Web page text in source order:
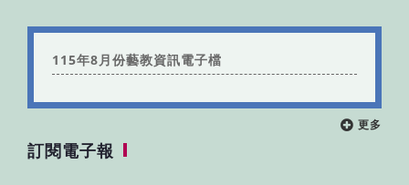
115年8月份藝教資訊電子檔
更多
訂閱電子報